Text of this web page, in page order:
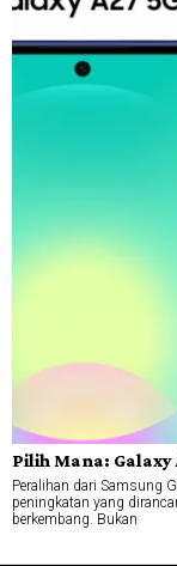
Pilih Mana: Galaxy
Peralihan dari Samsung
peningkatan yang
berkembang. Bukan